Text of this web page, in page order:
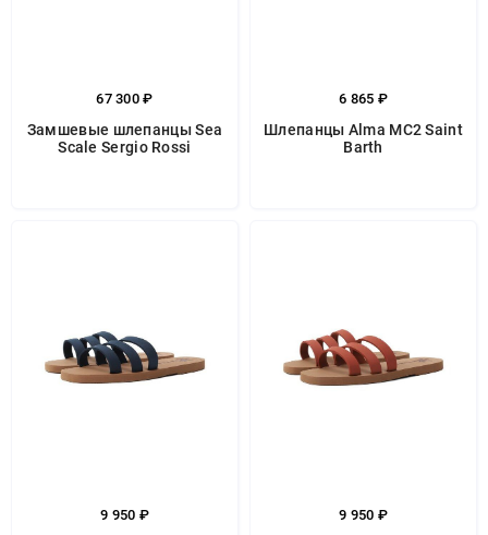
67 300 ₽
Замшевые шлепанцы Sea
Scale Sergio Rossi
6 865 ₽
Шлепанцы Alma MC2 Saint
Barth
9 950 ₽ 9 950 ₽